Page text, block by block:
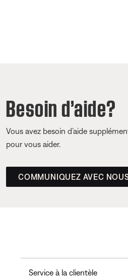
Besoin d’aide?
Vous avez besoin d’aide
pour vous aider.
COMMUNIQUEZ AVEC
Service à la clientèle